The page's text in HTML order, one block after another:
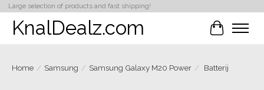
Large selection of products and fast shipping!
KnalDealz.com
Home / Samsung / Samsung Galaxy M20 Power / Batterij